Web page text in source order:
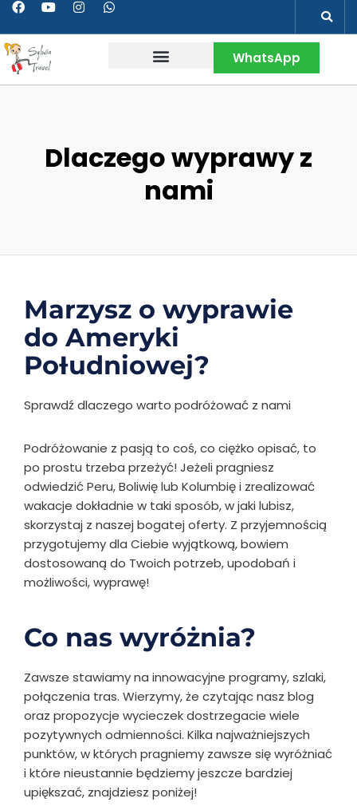
WhatsApp
Dlaczego wyprawy z
nami
Marzysz o wyprawie
do Ameryki
PoƗudniowej?
Sprawdź dlaczego warto podróżować z nami
Podróżowanie z pasją to coś, co ciężko opisać, to
po prostu trzeba przeżyć! Jeżeli pragniesz
odwiedzić Peru, Boliwię lub Kolumbię i zrealizować
wakacje dokładnie w taki sposób, w jaki lubisz,
skorzystaj z naszej bogatej oferty. Z przyjemnością
przygotujemy dla Ciebie wyjątkową, bowiem
dostosowaną do Twoich potrzeb, upodobań i
możliwości, wyprawę!
Co nas wyróżnia?
Zawsze stawiamy na innowacyjne programy, szlaki,
połączenia tras. Wierzymy, że czytając nasz blog
oraz propozycje wycieczek dostrzegacie wiele
pozytywnych odmienności. Kilka najważniejszych
punktów, w których pragniemy zawsze się wyróżniać
i które nieustannie będziemy jeszcze bardziej
upiększać, znajdziesz poniżej!